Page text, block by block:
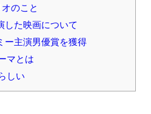
のこと
した映画について
ー主演男優賞を獲得
マとは
しい